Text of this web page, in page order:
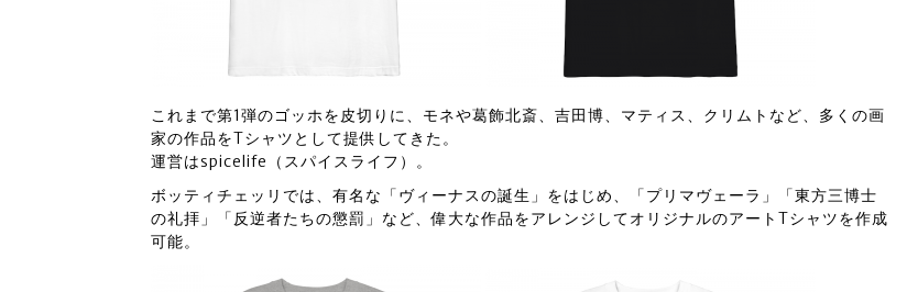
これまで第1弾のゴッホを皮切りに、モネや葛飾北斎、吉田博、マティス、クリムトなど、多くの画
家の作品をTシャツとして提供してきた。
運営はspicelife（スパイスライフ）。
ボッティチェッリでは、有名な「ヴィーナスの誕生」をはじめ、「プリマヴェーラ」「東方三博士
の礼拝」「反逆者たちの懲罰」など、偉大な作品をアレンジしてオリジナルのアートTシャツを作成
可能。